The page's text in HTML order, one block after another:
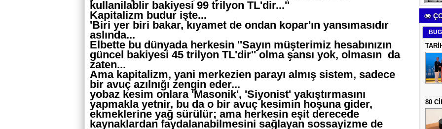
kullanilablir bakiyesi 99 trilyon TL'dir...''
Kapitalizm budur işte...
'Biri yer biri bakar, kıyamet de ondan kopar'ın yansımasıdır
aslında...
Elbette bu dünyada herkesin ''Sayın müşterimiz hesabınızın
güncel bakiyesi 45 trilyon TL'dir'' olma şansı yok, olmasın da
zaten...
Ama kapitalizm, yani merkezien parayı almış sistem, sadece
bir avuç azılnığı zengin eder...
yobaz kesim onlara 'Masonik', 'Siyonist' yakıştırmasını
yapmakla yetnir, bu da o bir avuç kesimin hoşuna gider,
ekmeklerine yağ sürülür; ama herkesin eşit derecede
kaynaklardan faydalanabilmesini sağlayan sossayizme de
80